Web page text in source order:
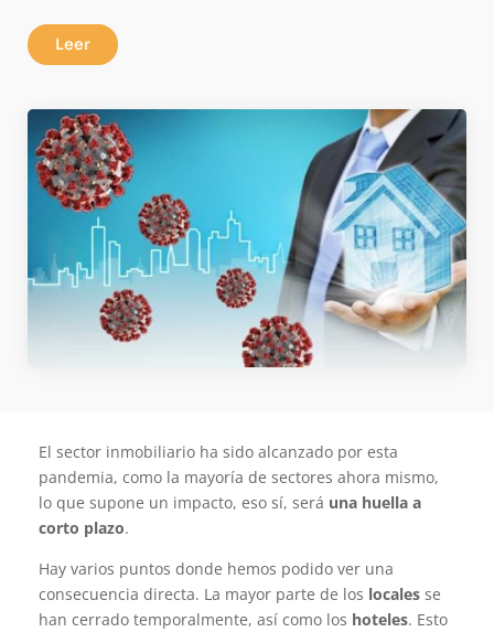
Leer
El sector inmobiliario ha sido alcanzado por esta
pandemia, como la mayoría de sectores ahora mismo,
lo que supone un impacto, eso sí, será una huella a
corto plazo.
Hay varios puntos donde hemos podido ver una
consecuencia directa. La mayor parte de los locales se
han cerrado temporalmente, así como los hoteles. Esto